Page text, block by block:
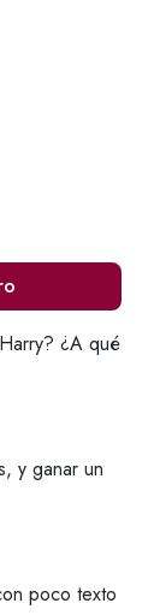
¿A qué
y ganar un
poco texto